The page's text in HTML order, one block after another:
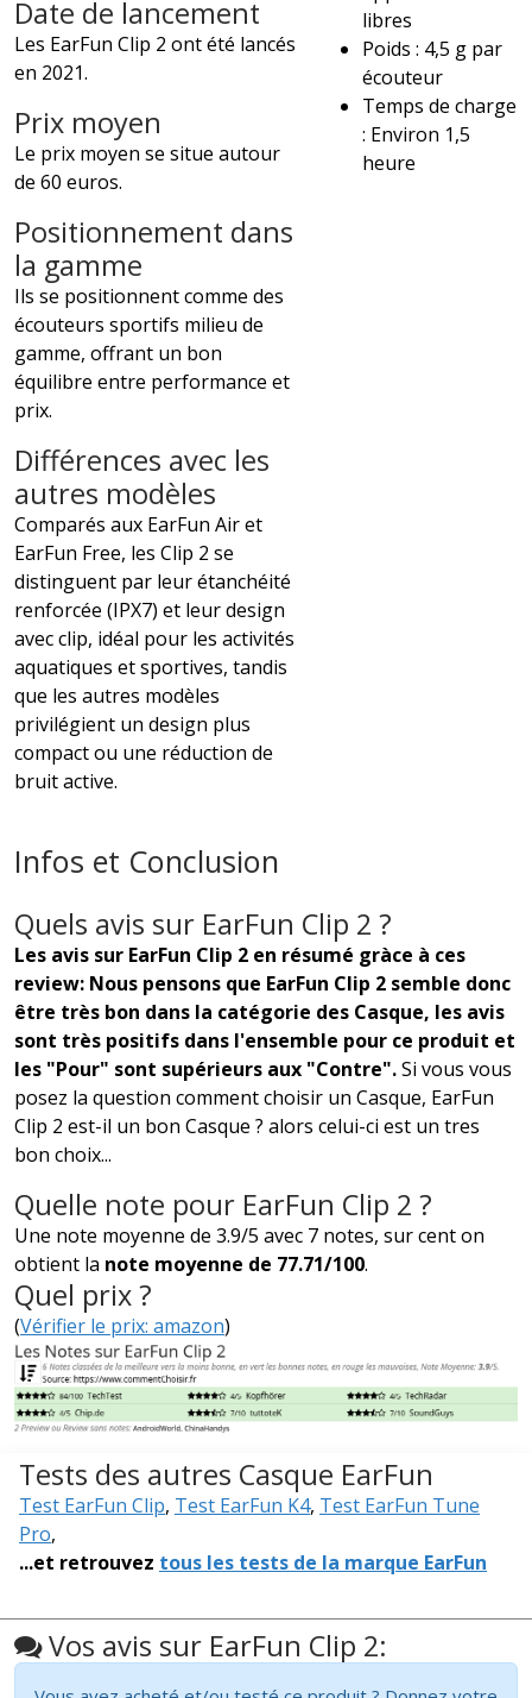
Date de lancement
Les EarFun Clip 2 ont été lancés
en 2021.
Prix moyen
Le prix moyen se situe autour
de 60 euros.
Positionnement dans
la gamme
Ils se positionnent comme des
écouteurs sportifs milieu de
gamme, offrant un bon
équilibre entre performance et
prix.
Différences avec les
autres modèles
Comparés aux EarFun Air et
EarFun Free, les Clip 2 se
distinguent par leur étanchéité
renforcée (IPX7) et leur design
avec clip, idéal pour les activités
aquatiques et sportives, tandis
que les autres modèles
privilégient un design plus
compact ou une réduction de
bruit active.
libres
Poids : 4,5 g par
écouteur
Temps de charge
: Environ 1,5
heure
Infos et Conclusion
Quels avis sur EarFun Clip 2 ?
Les avis sur EarFun Clip 2 en résumé gràce à ces
review: Nous pensons que EarFun Clip 2 semble donc
être très bon dans la catégorie des Casque, les avis
sont très positifs dans l'ensemble pour ce produit et
les "Pour" sont supérieurs aux "Contre".Si vous vous
posez la question comment choisir un Casque, EarFun
Clip 2 est-il un bon Casque ? alors celui-ci est un tres
bon choix...
Quelle note pour EarFun Clip 2 ?
Une note moyenne de 3.9/5 avec 7 notes, sur cent on
obtient la note moyenne de 77.71/100.
Quel prix ?
(Vérifier le prix: amazon)
Tests des autres Casque EarFun
Test EarFun Clip, Test EarFun K4, Test EarFun Tune
Pro,
...et retrouvez tous les tests de la marque EarFun
Vos avis sur EarFun Clip 2: